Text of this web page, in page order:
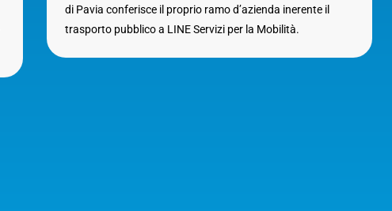
di Pavia conferisce il proprio ramo d’azienda inerente il
trasporto pubblico a LINE Servizi per la Mobilità.